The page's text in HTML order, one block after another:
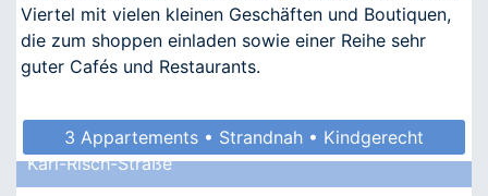
Viertel mit vielen kleinen Geschäften und Boutiquen,
die zum shoppen einladen sowie einer Reihe sehr
guter Cafés und Restaurants.
3 Appartements • Strandnah • Kindgerecht
• Allergikergeeignet
Karl-Risch-Straße